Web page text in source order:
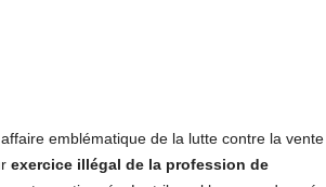
emblématique de la lutte contre la vente
exercice illégal de la profession de